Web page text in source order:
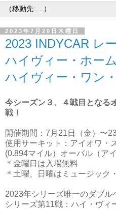
2023年7月20日木曜日
2023 INDYCAR レ
ハイヴィー・ホー
ハイヴィー・ワン
今シーズン３、４戦目となる
戦！
開催期間：7月21日（金）〜23
使用サーキット：アイオワ・
(0.894マイル）オーバル（ア
＊金曜日は入場無料
＊土曜、日曜はミュージック
2023年シリーズ唯一のダブル
シリーズ第11戦：ハイ・ヴィ